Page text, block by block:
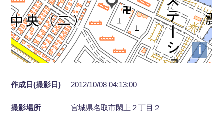
i
作成日(撮影日) 2012/10/08 04:13:00
撮影場所 宮城県名取市閖上２丁目２